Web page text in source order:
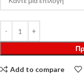
Add to compare